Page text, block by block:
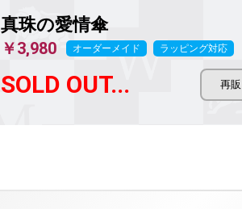
真珠の愛情傘
￥3,980 オーダーメイド ラッピング対応
SOLD OUT...